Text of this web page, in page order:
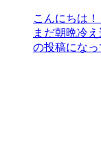
こんにちは
まだ朝晩冷
の投稿にな